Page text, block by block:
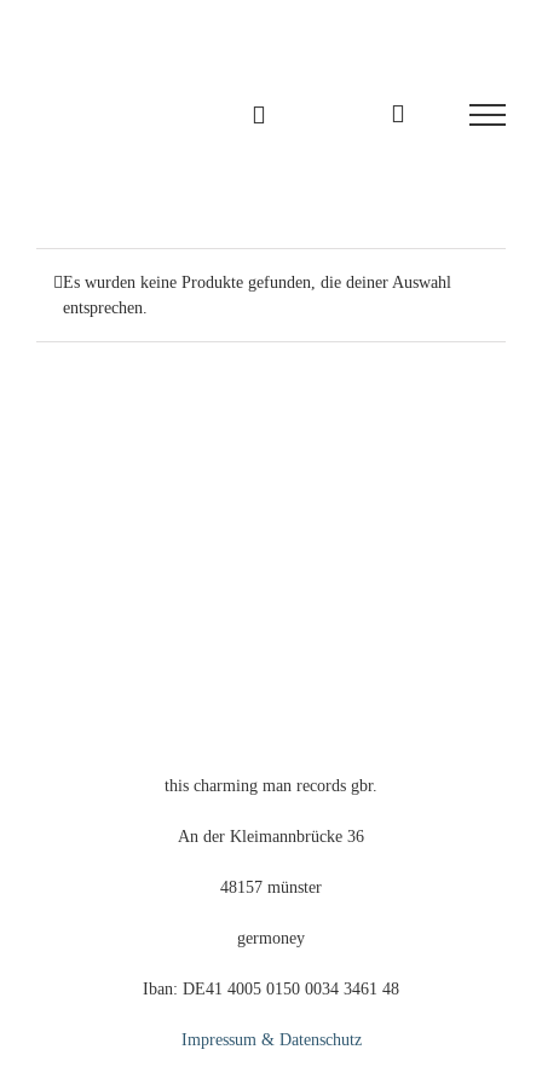
Es wurden keine Produkte gefunden, die deiner Auswahl
entsprechen.
this charming man records gbr.
An der Kleimannbrücke 36
48157 münster
germoney
Iban: DE41 4005 0150 0034 3461 48
Impressum & Datenschutz